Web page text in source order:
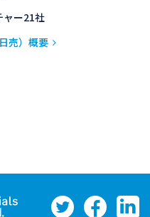
ャー21社
売）概要